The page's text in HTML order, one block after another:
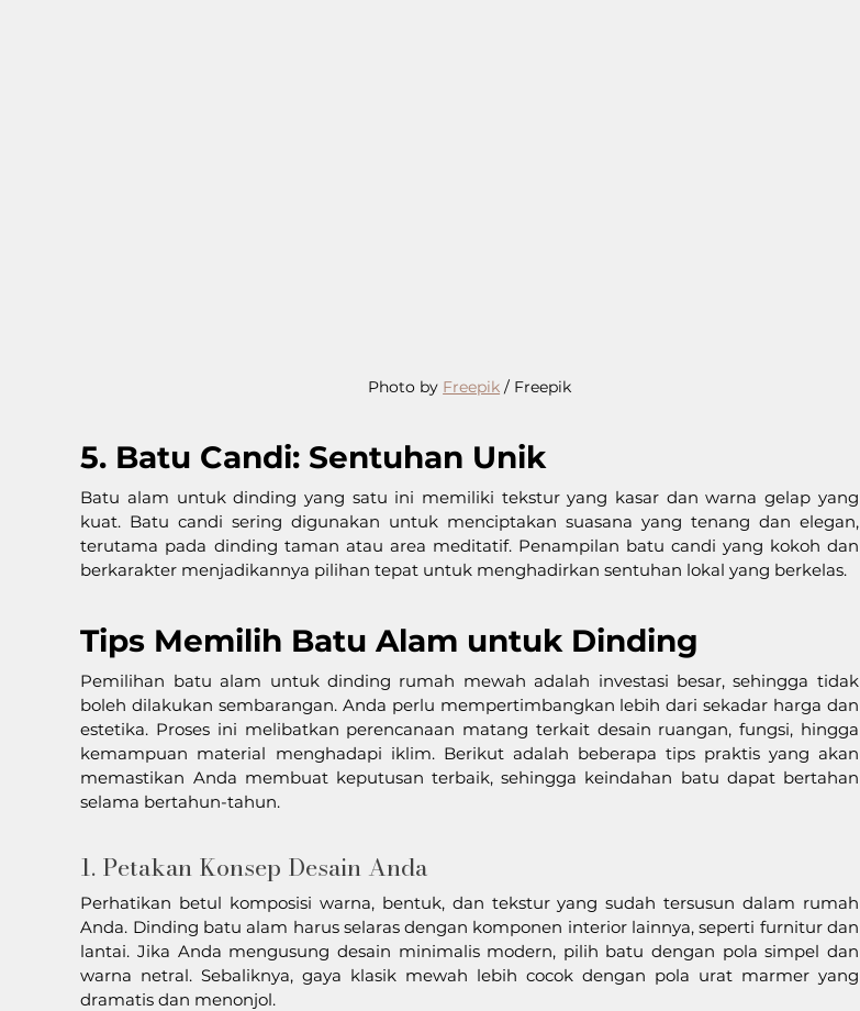
Photo by Freepik / Freepik
5. Batu Candi: Sentuhan Unik
Batu alam untuk dinding yang satu ini memiliki tekstur yang kasar dan warna gelap yang
kuat. Batu candi sering digunakan untuk menciptakan suasana yang tenang dan elegan,
terutama pada dinding taman atau area meditatif. Penampilan batu candi yang kokoh dan
berkarakter menjadikannya pilihan tepat untuk menghadirkan sentuhan lokal yang berkelas.
Tips Memilih Batu Alam untuk Dinding
Pemilihan batu alam untuk dinding rumah mewah adalah investasi besar, sehingga tidak
boleh dilakukan sembarangan. Anda perlu mempertimbangkan lebih dari sekadar harga dan
estetika. Proses ini melibatkan perencanaan matang terkait desain ruangan, fungsi, hingga
kemampuan material menghadapi iklim. Berikut adalah beberapa tips praktis yang akan
memastikan Anda membuat keputusan terbaik, sehingga keindahan batu dapat bertahan
selama bertahun-tahun.
1. Petakan Konsep Desain Anda
Perhatikan betul komposisi warna, bentuk, dan tekstur yang sudah tersusun dalam rumah
Anda. Dinding batu alam harus selaras dengan komponen interior lainnya, seperti furnitur dan
lantai. Jika Anda mengusung desain minimalis modern, pilih batu dengan pola simpel dan
warna netral. Sebaliknya, gaya klasik mewah lebih cocok dengan pola urat marmer yang
dramatis dan menonjol.